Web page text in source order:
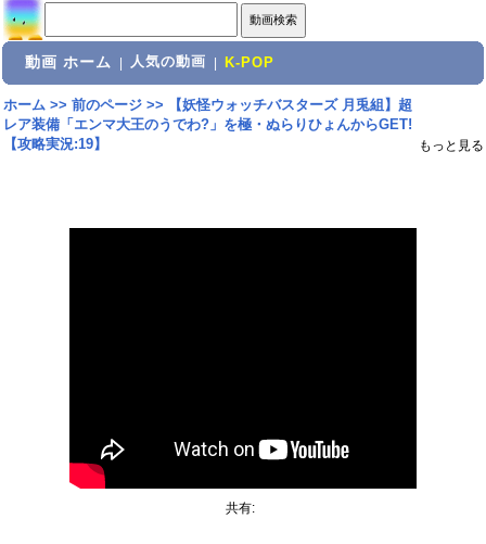
動画 ホーム 人気の動画 K-POP
ホーム>> 前のページ>>
【妖怪ウォッチバスターズ 月兎組】超
レア装備「エンマ大王のうでわ?」を極・ぬらりひょんからGET!
【攻略実況:19】
もっと見る
共有: